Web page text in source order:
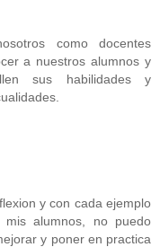
como docentes
a nuestros alumnos y
sus habilidades y
y con cada ejemplo
alumnos, no puedo
y poner en practica